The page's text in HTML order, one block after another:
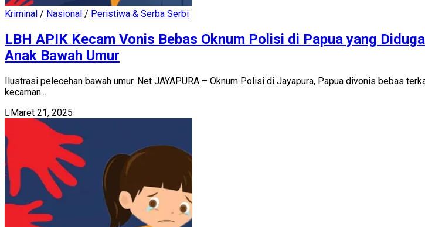
Kriminal / Nasional / Peristiwa & Serba Serbi
LBH APIK Kecam Vonis Bebas Oknum Polisi di Papua yang
Anak Bawah Umur
Ilustrasi pelecehan bawah umur. Net JAYAPURA – Oknum Polisi di Jayapura, Papua divonis bebas
kecaman...
Maret 21, 2025